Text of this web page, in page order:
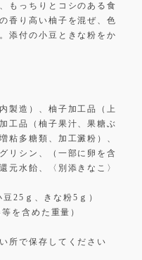
もっちりとコシのある食
香り高い柚子を混ぜ、色
添付の小豆ときな粉をか
製造）、柚子加工品（上
工品（柚子果汁、果糖ぶ
粘多糖類、加工澱粉）、
リシン、（一部に卵を含
元水飴、〈別添きなこ〉
25ｇ、きな粉5ｇ）
を含めた重量）
所で保存してください